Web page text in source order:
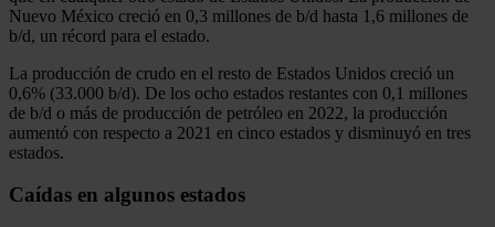
Nuevo México creció en 0,3 millones de b/d hasta 1,6 millones de
b/d, un récord para el estado.
La producción de crudo en el resto de Estados Unidos creció un
0,6% (33.000 b/d). De los ocho estados restantes con 0,1 millones
de b/d o más de producción de petróleo en 2022, la producción
aumentó con respecto a 2021 en cinco estados y disminuyó en tres
estados.
Caídas en algunos estados